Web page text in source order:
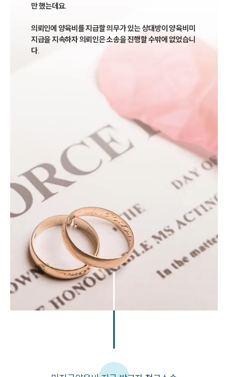
만 했는데요.
의뢰인에 양육비를 지급할 의무가 있는 상대방이 양육비미
지급을 지속하자 의뢰인은 소송을 진행할 수밖에 없었습니
다.